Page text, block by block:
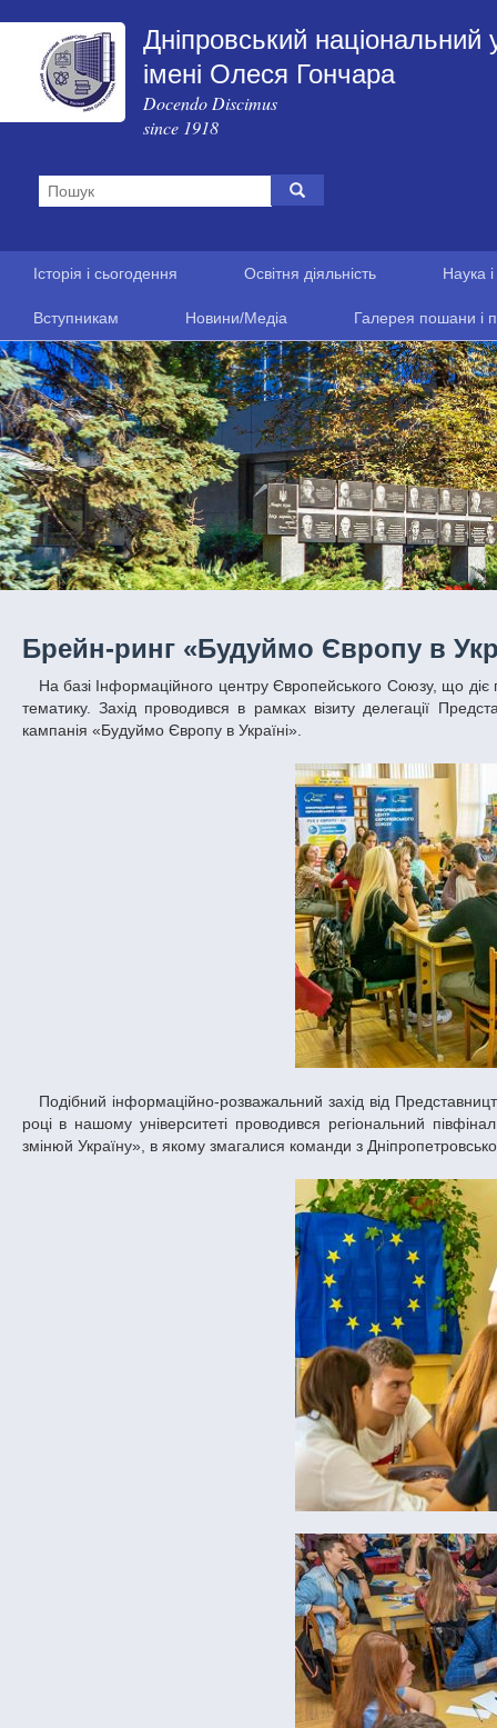
Дніпровський національний
імені Олеся Гончара
Docendo Discimus
since 1918
Історія і сьогодення Освітня діяльність Наука
Вступникам Новини/Медіа Галерея пошани і
Брейн-ринг «Будуймо Європу в
На базі Інформаційного центру Європейського Союзу, що діє при ДНУ ім. О.Гончара, відбувся університетський брейн-ринг на європейську
тематику. Захід проводився в рамках візиту делегації
кампанія «Будуймо Європу в Україні».
Подібний інформаційно-розважальний захід від Представництва ЄС в Україні проходить у нашому університеті вже вдруге. Раніше у 2015
році в нашому університеті проводився регіональний
змінюй Україну», в якому змагалися команди з